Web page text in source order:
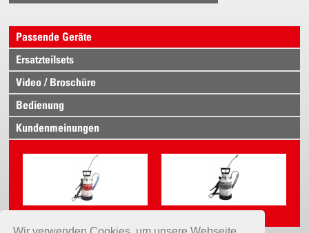
Passende Geräte
Ersatzteilsets
Video / Broschüre
Bedienung
Kundenmeinungen
Profi Star 3, mit PR 3 _Profi Star 3